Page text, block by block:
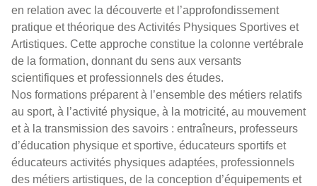
en relation avec la découverte et l’approfondissement
pratique et théorique des Activités Physiques Sportives et
Artistiques. Cette approche constitue la colonne vertébrale
de la formation, donnant du sens aux versants
scientifiques et professionnels des études.
Nos formations préparent à l’ensemble des métiers relatifs
au sport, à l’activité physique, à la motricité, au mouvement
et à la transmission des savoirs : entraîneurs, professeurs
d’éducation physique et sportive, éducateurs sportifs et
éducateurs activités physiques adaptées, professionnels
des métiers artistiques, de la conception d’équipements et